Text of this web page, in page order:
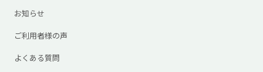
お知らせ
ご利用者様の声
よくある質問